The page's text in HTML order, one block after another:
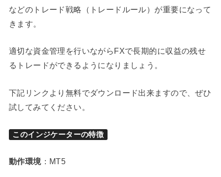
などのトレード戦略（トレードルール）が重要になって
きます。
適切な資金管理を行いながらFXで長期的に収益の残せ
るトレードができるようになりましょう。
下記リンクより無料でダウンロード出来ますので、ぜひ
試してみてください。
このインジケーターの特徴
動作環境：MT5